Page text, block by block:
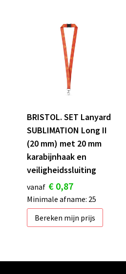
BRISTOL. SET Lanyard
SUBLIMATION Long II
(20 mm) met 20 mm
karabijnhaak en
veiligheidssluiting
vanaf € 0,87
Minimale afname: 25
Bereken mijn prijs